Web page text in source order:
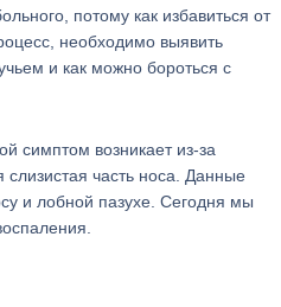
потому как избавиться от
необходимо выявить
и как можно бороться с
симптом возникает из-за
часть носа. Данные
и лобной пазухе. Сегодня мы